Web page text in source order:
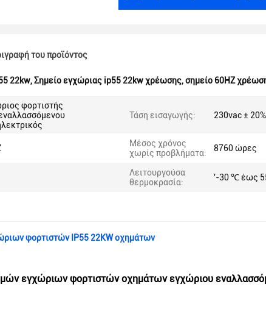
του προϊόντος
22kw,Σημείο εγχώριας ip55 22kw χρέωσης,σημείο 60HZ
φορτιστής
Τάση εισαγωγής: 230vac ± 20%
Μέσος χρόνος
χωρίς προβλήματα:
8760 ώρες
Λειτουργούσα
θερμοκρασία:
'-30 ℃ έως
φορτιστών IP55 22KW οχημάτων
εγχώριων φορτιστών οχημάτων εγχώριου